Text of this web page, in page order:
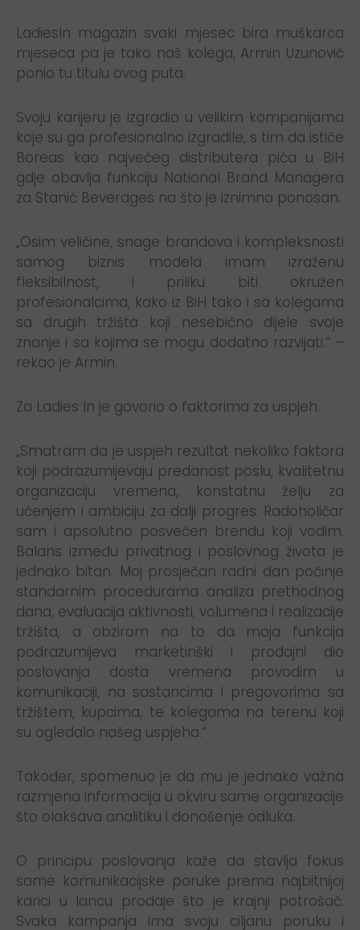
LadiesIn magazin svaki mjesec bira muškarca
mjeseca pa je tako naš kolega, Armin Uzunović
ponio tu titulu ovog puta.
Svoju karijeru je izgradio u velikim kompanijama
koje su ga profesionalno izgradile, s tim da ističe
Boreas kao najvećeg distributera pića u BiH
gdje obavlja funkciju National Brand Managera
za Stanić Beverages na što je iznimno ponosan.
„Osim veličine, snage brandova i kompleksnosti
samog biznis modela imam izraženu
fleksibilnost, i priliku biti okružen
profesionalcima, kako iz BiH tako i sa kolegama
sa drugih tržišta koji nesebično dijele svoje
znanje i sa kojima se mogu dodatno razvijati.“ –
rekao je Armin.
Za Ladies In je govorio o faktorima za uspjeh.
„Smatram da je uspjeh rezultat nekoliko faktora
koji podrazumijevaju predanost poslu, kvalitetnu
organizaciju vremena, konstatnu želju za
učenjem i ambiciju za dalji progres. Radoholičar
sam i apsolutno posvećen brendu koji vodim.
Balans između privatnog i poslovnog života je
jednako bitan. Moj prosječan radni dan počinje
standarnim procedurama analiza prethodnog
dana, evaluacija aktivnosti, volumena i realizacije
tržišta, a obzirom na to da moja funkcija
podrazumijeva marketinški i prodajni dio
poslovanja dosta vremena provodim u
komunikaciji, na sastancima i pregovorima sa
tržištem, kupcima, te kolegama na terenu koji
su ogledalo našeg uspjeha.“
Također, spomenuo je da mu je jednako važna
razmjena informacija u okviru same organizacije
što olakšava analitiku i donošenje odluka.
O principu poslovanja kaže da stavlja fokus
same komunikacijske poruke prema najbitnijoj
karici u lancu prodaje što je krajnji potrošač.
Svaka kampanja ima svoju ciljanu poruku i